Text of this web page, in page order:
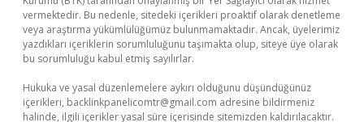
vermektedir. Bu nedenle, sitedeki içerikleri proaktif olarak denetleme
veya araştırma yükümlülüğümüz bulunmamaktadır. Ancak, üyelerimiz
yazdıkları içeriklerin sorumluluğunu taşımakta olup, siteye üye olarak
bu sorumluluğu kabul etmiş sayılırlar.
Hukuka ve yasal düzenlemelere aykırı olduğunu düşündüğünüz
içerikleri, backlinkpanelicomtr@gmail.com adresine bildirmeniz
halinde, ilgili içerikler yasal süre içerisinde sitemizden kaldırılacaktır.